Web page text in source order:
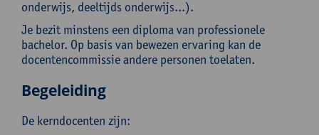
onderwijs, deeltijds onderwijs...).
Je bezit minstens een diploma van professionele
bachelor. Op basis van bewezen ervaring kan de
docentencommissie andere personen toelaten.
Begeleiding
De kerndocenten zijn: